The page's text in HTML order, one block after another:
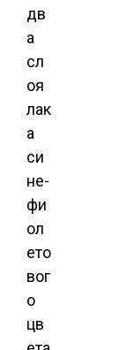
дв
а
сл
оя
лак
а
си
не-
фи
ол
ето
вог
о
цв